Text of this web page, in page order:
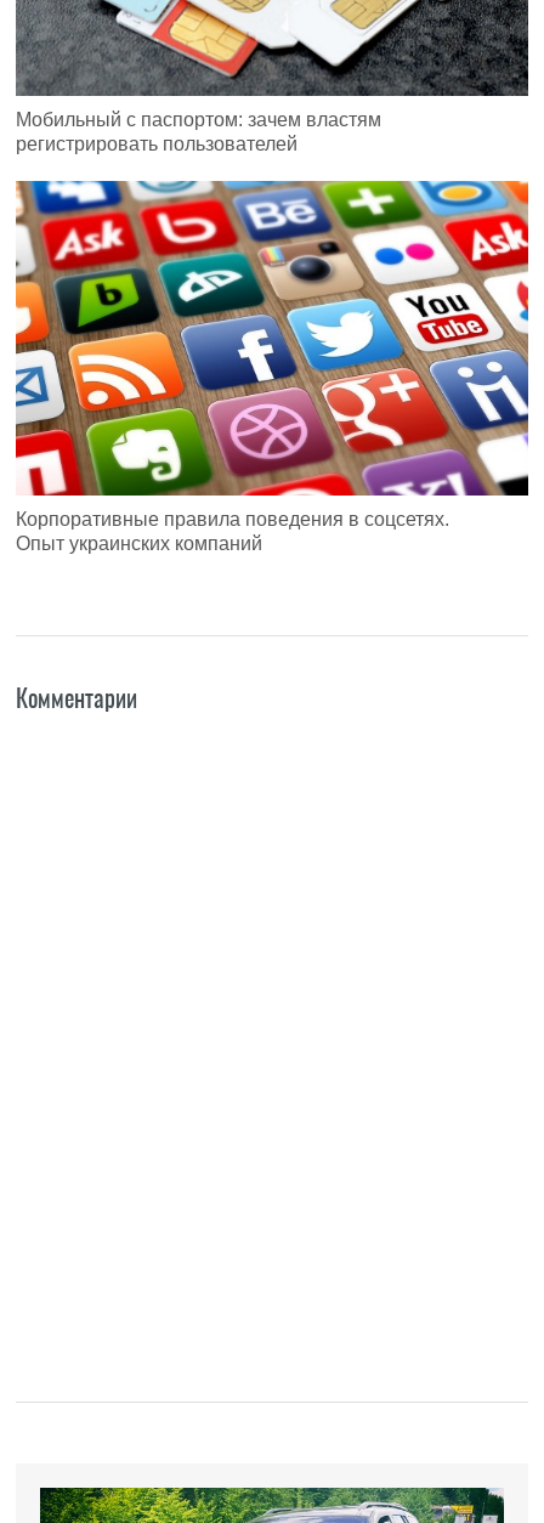
Мобильный с паспортом: зачем властям
регистрировать пользователей
Корпоративные правила поведения в соцсетях.
Опыт украинских компаний
Комментарии